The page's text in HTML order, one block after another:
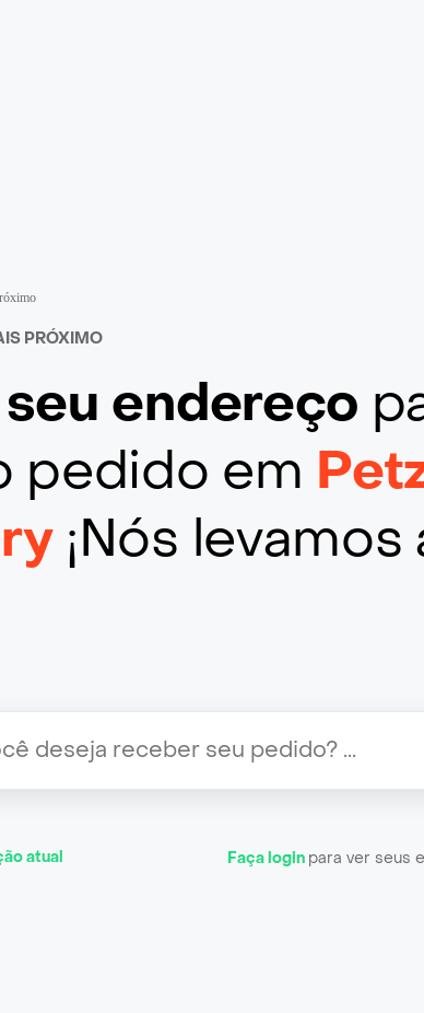
PRÓXIMO
endereço
pedido em
¡Nós levamos
atual Faça login para ver seus